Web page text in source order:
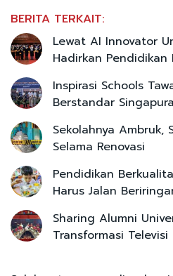
BERITA TERKAIT:
Lewat AI Innovator
Hadirkan
Inspirasi Schools
Berstandar Singapura
Sekolahnya Ambruk,
Selama Renovasi
Pendidikan
Harus Jalan
Sharing Alumni
Transformasi